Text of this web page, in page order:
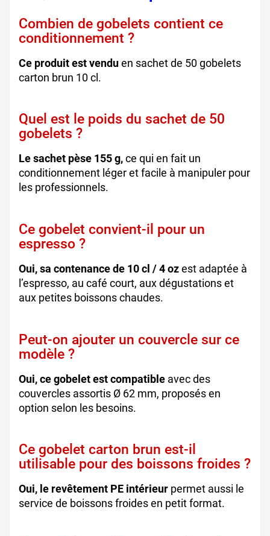
Combien de gobelets contient ce
conditionnement ?
Ce produit est venduen sachet de 50 gobelets
carton brun 10 cl.
Quel est le poids du sachet de 50
gobelets ?
Le sachet pèse 155 g,ce qui en fait un
conditionnement léger et facile à manipuler pour
les professionnels.
Ce gobelet convient-il pour un
espresso ?
Oui, sa contenance de 10 cl / 4 ozest adaptée à
l’espresso, au café court, aux dégustations et
aux petites boissons chaudes.
Peut-on ajouter un couvercle sur ce
modèle ?
Oui, ce gobelet est compatible avec des
couvercles assortis Ø 62 mm, proposés en
option selon les besoins.
Ce gobelet carton brun est-il
utilisable pour des boissons froides ?
Oui, le revêtement PE intérieur permet aussi le
service de boissons froides en petit format.